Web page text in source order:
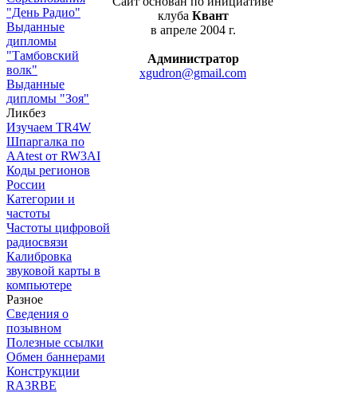
"День Радио"
Выданные
дипломы
"Тамбовский
волк"
Выданные
дипломы "Зоя"
Ликбез
Изучаем TR4W
Шпаргалка по
AAtest от RW3AI
Коды регионов
России
Категории и
частоты
Частоты цифровой
радиосвязи
Калибровка
звуковой карты в
компьютере
Разное
Сведения о
позывном
Полезные ссылки
Обмен баннерами
Конструкции
RA3RBE
клуба Квант
в апреле 2004 г.
Администратор
xgudron@gmail.com